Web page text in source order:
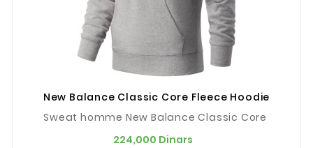
New Balance Classic Core Fleece Hoodie
Sweat homme New Balance Classic Core
224,000 Dinars